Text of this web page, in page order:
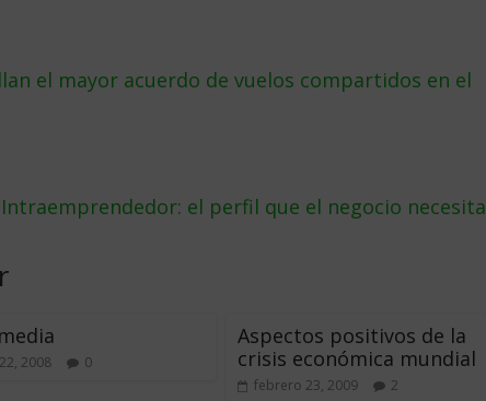
el mayor acuerdo de vuelos compartidos en el
Intraemprendedor: el perfil que el negocio necesita
2008 0
Aspectos positivos de la
crisis económica mundial
febrero 23, 2009 2